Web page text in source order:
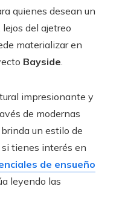
quienes desean un
del ajetreo
materializar en
Bayside
impresionante y
de modernas
brinda un estilo de
tienes interés en
de ensueño
leyendo las